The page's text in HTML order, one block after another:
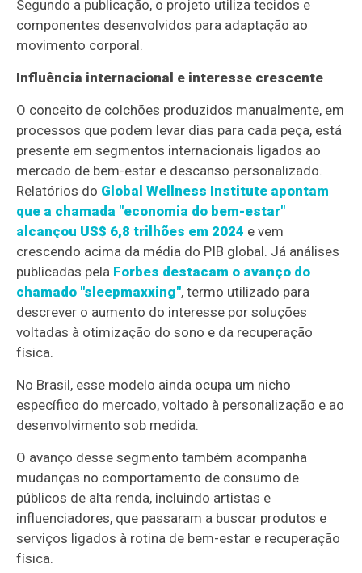
Segundo a publicação, o projeto utiliza tecidos e
componentes desenvolvidos para adaptação ao
movimento corporal.
Influência internacional e interesse crescente
O conceito de colchões produzidos manualmente, em
processos que podem levar dias para cada peça, está
presente em segmentos internacionais ligados ao
mercado de bem-estar e descanso personalizado.
Relatórios do Global Wellness Institute apontam
que a chamada "economia do bem-estar"
alcançou US$ 6,8 trilhões em 2024 e vem
crescendo acima da média do PIB global. Já análises
publicadas pela Forbes destacam o avanço do
chamado "sleepmaxxing", termo utilizado para
descrever o aumento do interesse por soluções
voltadas à otimização do sono e da recuperação
física.
No Brasil, esse modelo ainda ocupa um nicho
específico do mercado, voltado à personalização e ao
desenvolvimento sob medida.
O avanço desse segmento também acompanha
mudanças no comportamento de consumo de
públicos de alta renda, incluindo artistas e
influenciadores, que passaram a buscar produtos e
serviços ligados à rotina de bem-estar e recuperação
física.